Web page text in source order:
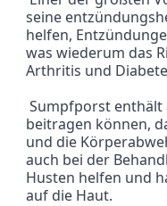
seine
helfen,
was wiederum das
Arthritis und
Sumpfporst enthält auch Verbindungen, die dazu
beitragen können,
und die
auch bei der
Husten helfen und
auf die Haut.